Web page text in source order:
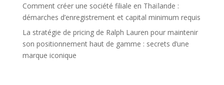
Comment créer une société filiale en Thaïlande :
démarches d’enregistrement et capital minimum requis
La stratégie de pricing de Ralph Lauren pour maintenir
son positionnement haut de gamme : secrets d’une
marque iconique